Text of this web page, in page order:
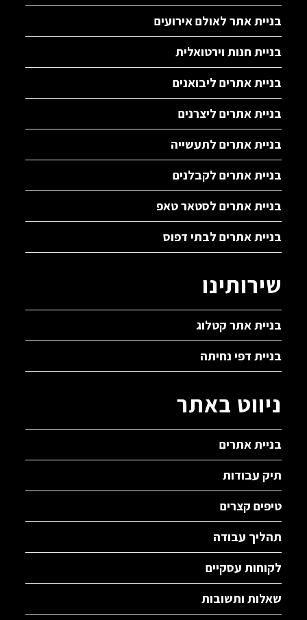
בניית אתר לאולם אירועים
בניית חנות וירטואלית
בניית אתרים ליבואנים
בניית אתרים ליצרנים
בניית אתרים לתעשייה
בניית אתרים לקבלנים
בניית אתרים לסטאר טאפ
בניית אתרים לבתי דפוס
שירותינו
בניית אתר קטלוג
בניית דפי נחיתה
ניווט באתר
בניית אתרים
תיק עבודות
טיפים קצרים
תהליך עבודה
לקוחות עסקיים
שאלות ותשובות